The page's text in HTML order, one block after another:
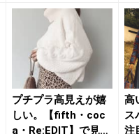
テ
プチプラ高見えが嬉
しい。【fifth・coc
a・Re:EDIT】で見つ
高
ス
注